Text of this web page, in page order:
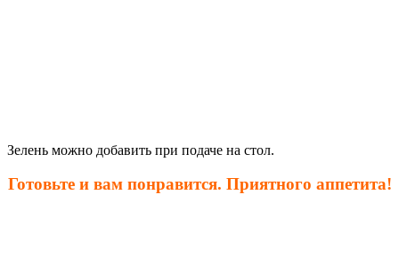
Зелень можно добавить при подаче на стол.
Готовьте и вам понравится. Приятного аппетита!